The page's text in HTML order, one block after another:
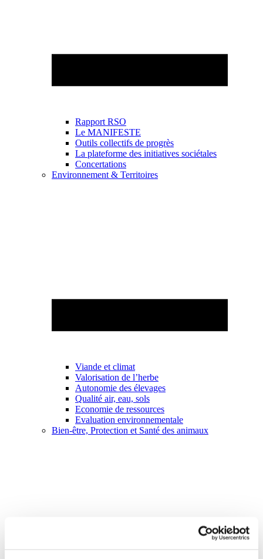
Rapport RSO
Le MANIFESTE
Outils collectifs de progrès
La plateforme des initiatives sociétales
Concertations
Environnement & Territoires
Viande et climat
Valorisation de l’herbe
Autonomie des élevages
Qualité air, eau, sols
Economie de ressources
Evaluation environnementale
Bien-être, Protection et Santé des animaux